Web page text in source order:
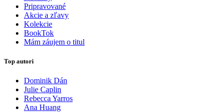
Pripravované
Akcie a zľavy
Kolekcie
BookTok
Mám záujem o titul
Top autori
Dominik Dán
Julie Caplin
Rebecca Yarros
Ana Huang